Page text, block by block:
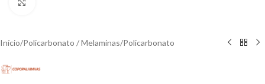
Início/Policarbonato / Melaminas/Policarbonato